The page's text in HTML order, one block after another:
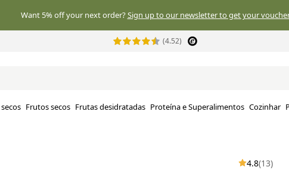
Want 5% off your next order?Sign up to our newsletter to get your
(4.52)
Frutos secos Frutas desidratadas Proteína e Superalimentos Cozinhar
4.8(13)